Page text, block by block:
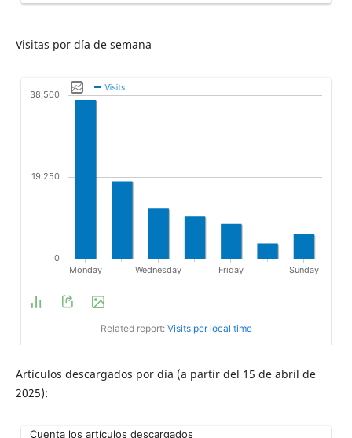
Visitas por día de semana
Artículos descargados por día (a partir del 15 de abril de
2025):